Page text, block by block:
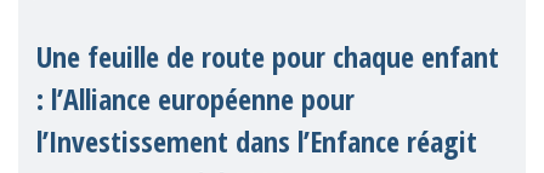
Une feuille de route pour chaque enfant
: l’Alliance européenne pour
l’Investissement dans l’Enfance réagit